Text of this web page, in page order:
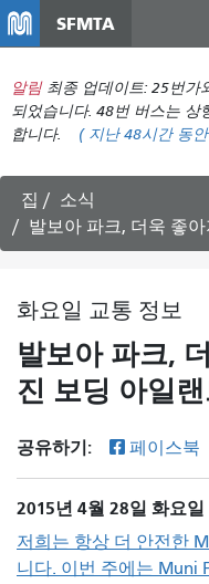
SFMTA
알림 최종 업데이트: 25번가
되었습니다. 48번 버스는
합니다.
( 지난 48시간 동안
집
소식
발보아 파크, 더욱 좋
화요일 교통 정보
발보아 파크,
진 보딩 아일
공유하기: 페이스북
2015년 4월 28일 화요일
저희는 항상 더 안전한
니다. 이번 주에는 Muni